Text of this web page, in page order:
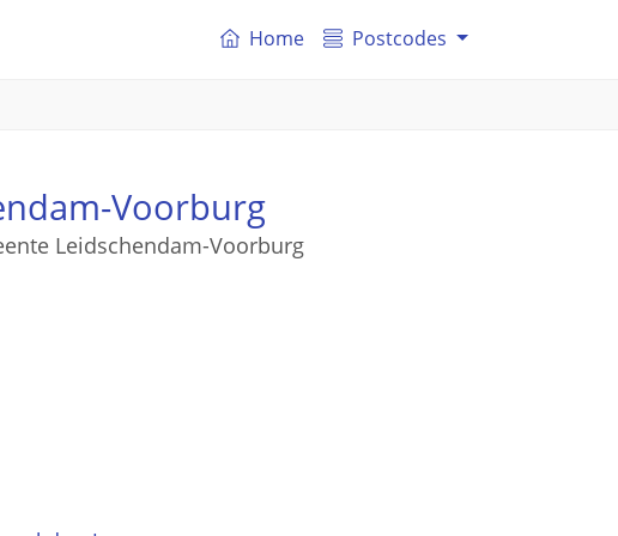
Home Postcodes
Voorburg
Leidschendam-Voorburg